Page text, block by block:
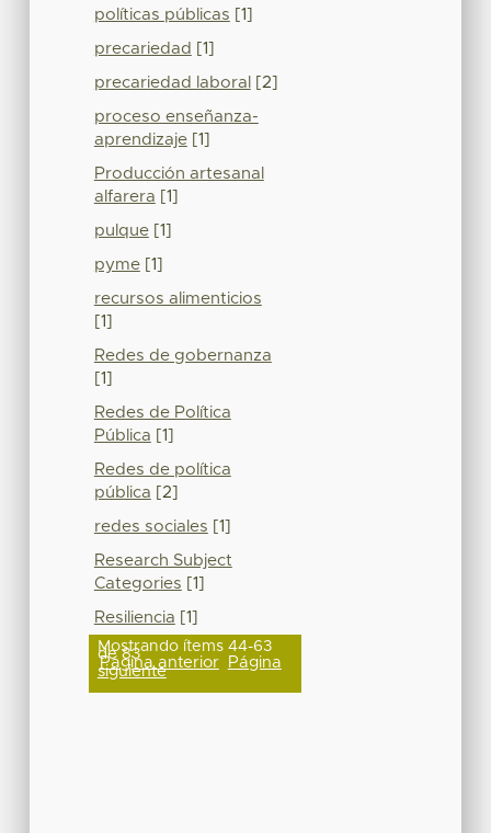
políticas públicas [1]
precariedad [1]
precariedad laboral [2]
proceso enseñanza-
aprendizaje[1]
Producción artesanal
alfarera [1]
pulque[1]
pyme[1]
recursos alimenticios
[1]
Redes de gobernanza
[1]
Redes de Política
Pública [1]
Redes de política
pública [2]
redes sociales [1]
Research Subject
Categories [1]
Resiliencia [1]
Mostrando ítems 44-63
de 83
Página anterior Página
siguiente